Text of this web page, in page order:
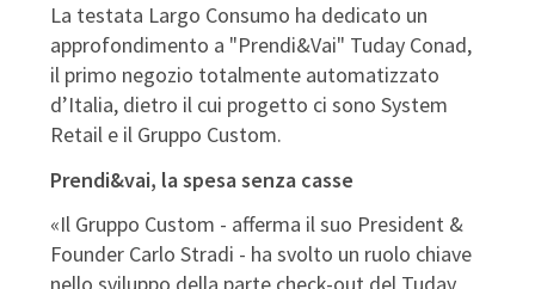
La testata Largo Consumo ha dedicato un
approfondimento a "Prendi&Vai" Tuday Conad,
il primo negozio totalmente automatizzato
d’Italia, dietro il cui progetto ci sono System
Retail e il Gruppo Custom.
Prendi&vai, la spesa senza casse
«Il Gruppo Custom - afferma il suo President &
Founder Carlo Stradi - ha svolto un ruolo chiave